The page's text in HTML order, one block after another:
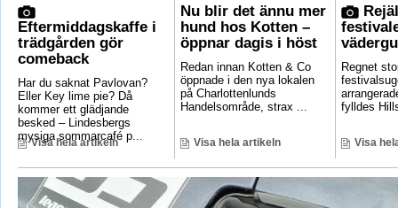
Eftermiddagskaffe i
trädgården gör
comeback
Har du saknat Pavlovan?
Eller Key lime pie? Då
kommer ett glädjande
besked – Lindesbergs
mysiga sommarcafé p...
Visa hela artikeln
Nu blir det ännu mer
hund hos Kotten –
öppnar dagis i höst
Redan innan Kotten & Co
öppnade i den nya lokalen
på Charlottenlunds
Handelsområde, strax ...
Visa hela artikeln
Regnet
fylldes
Visa